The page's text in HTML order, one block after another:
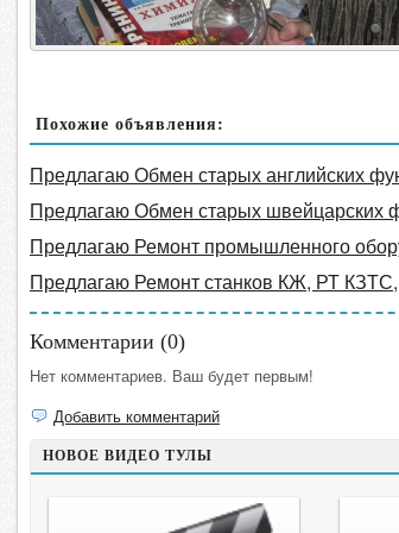
Похожие объявления:
Предлагаю Обмен старых английских
Предлагаю Обмен старых швейцарских
Предлагаю Ремонт промышленного
Предлагаю Ремонт станков КЖ, РТ
Комментарии (0)
Нет комментариев. Ваш будет первым!
Добавить комментарий
НОВОЕ ВИДЕО ТУЛЫ